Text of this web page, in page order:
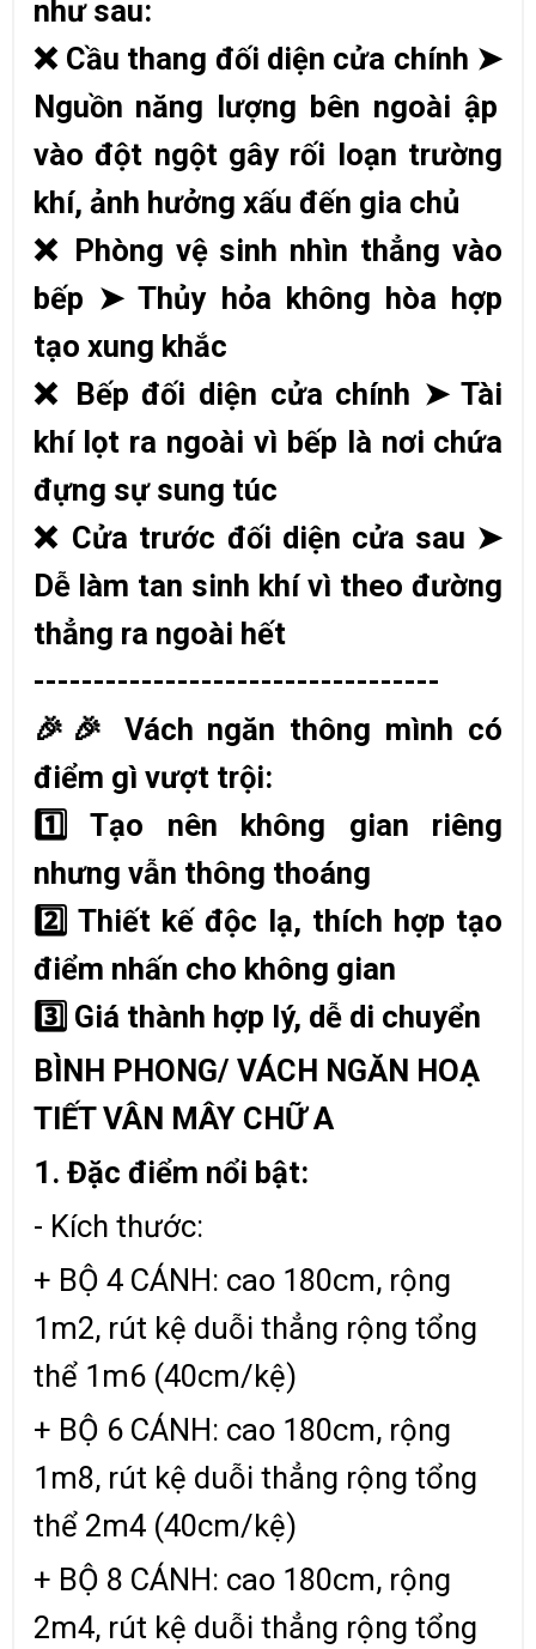
như sau:
❌Cầu thang đối diện cửa chính ➤
Nguồn năng lượng bên ngoài ập
vào đột ngột gây rối loạn trường
khí, ảnh hưởng xấu đến gia chủ
❌ Phòng vệ sinh nhìn thẳng vào
bếp ➤Thủy hỏa không hòa hợp
tạo xung khắc
❌ Bếp đối diện cửa chính ➤Tài
khí lọt ra ngoài vì bếp là nơi chứa
đựng sự sung túc
❌ Cửa trước đối diện cửa sau ➤
Dễ làm tan sinh khí vì theo đường
thẳng ra ngoài hết
----------------------------------
🎉🎉
Vách ngăn thông mình có
điểm gì vượt trội:
1️ Tạo nên không gian riêng
nhưng vẫn thông thoáng
2️ Thiết kế độc lạ, thích hợp tạo
điểm nhấn cho không gian
3️ Giá thành hợp lý, dễ di chuyển
BÌNH PHONG/ VÁCH NGĂN HOẠ
TIẾT VÂN MÂY CHỮ A
1. Đặc điểm nổi bật:
- Kích thước:
+ BỘ 4 CÁNH: cao 180cm, rộng
1m2, rút kệ duỗi thẳng rộng tổng
thể 1m6 (40cm/kệ)
+ BỘ 6 CÁNH: cao 180cm, rộng
1m8, rút kệ duỗi thẳng rộng tổng
thể 2m4 (40cm/kệ)
+ BỘ 8 CÁNH: cao 180cm, rộng
2m4, rút kệ duỗi thẳng rộng tổng